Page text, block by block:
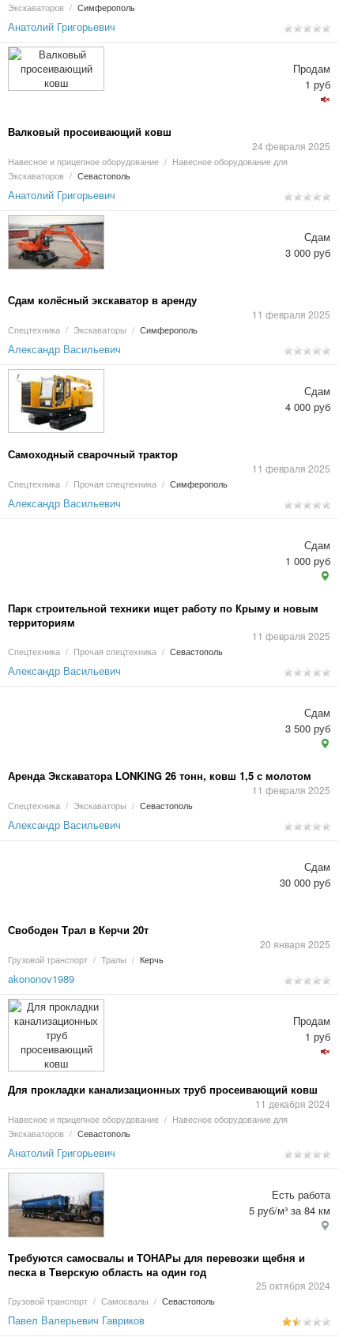
Экскаваторов / Симферополь
Анатолий Григорьевич
Валковый просеивающий ковш
24 февраля 2025
Навесное и прицепное оборудование / Навесное оборудование для
Экскаваторов / Севастополь
Продам
1 руб
Анатолий Григорьевич
Сдам колёсный экскаватор в аренду
11 февраля 2025
Спецтехника / Экскаваторы / Симферополь
Сдам
3 000 руб
Александр Васильевич
Самоходный сварочный трактор
11 февраля 2025
Спецтехника / Прочая спецтехника / Симферополь
Сдам
4 000 руб
Александр Васильевич
Парк строительной техники ищет работу по Крыму и новым
территориям
11 февраля 2025
Спецтехника / Прочая спецтехника / Севастополь
Сдам
1 000 руб
Александр Васильевич
Аренда Экскаватора LONKING 26 тонн, ковш 1,5 с молотом
11 февраля 2025
Спецтехника / Экскаваторы / Севастополь
Сдам
3 500 руб
Александр Васильевич
Свободен Трал в Керчи 20т
20 января 2025
Грузовой транспорт / Тралы / Керчь
Сдам
30 000 руб
akononov1989
Для прокладки канализационных труб просеивающий ковш
11 декабря 2024
Навесное и прицепное оборудование / Навесное оборудование для
Экскаваторов / Севастополь
Продам
1 руб
Анатолий Григорьевич
Требуются самосвалы и ТОНАРы для перевозки щебня и
песка в Тверскую область на один год
25 октября 2024
Грузовой транспорт / Самосвалы / Севастополь
Есть работа
5 руб/м³ за 84 км
Павел Валерьевич Гавриков